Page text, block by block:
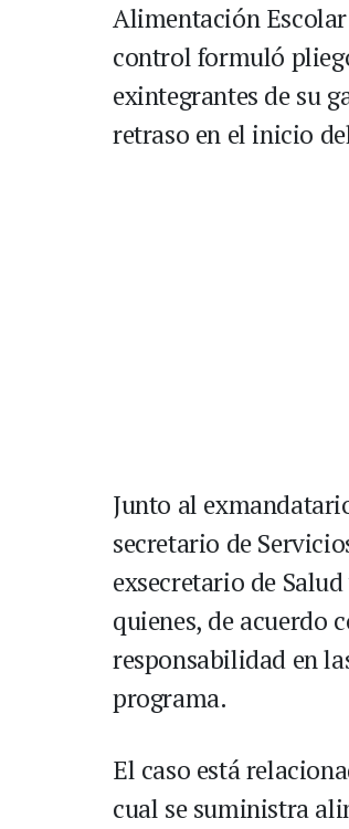
Alimentación Escolar
control formuló
exintegrantes de su
retraso en el inicio
Junto al
secretario de
exsecretario de
quienes, de acuerdo
responsabilidad en
programa.
El caso está
cual se suministra